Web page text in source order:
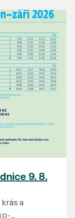
30
na
Pokud
prodejní
email
v události,
Počet
9. 8.
a